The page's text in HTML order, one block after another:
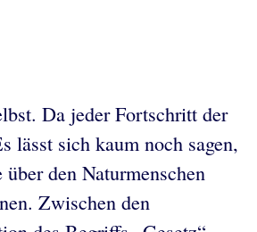
Da jeder Fortschritt der
lässt sich kaum noch sagen,
den Naturmenschen
Zwischen den